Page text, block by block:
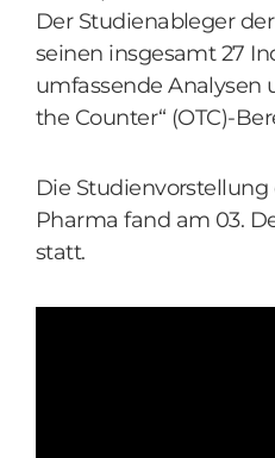
Der Studienableger
seinen insgesamt 27
umfassende Analysen
the Counter“ (OTC)-
Die Studienvorstellung
Pharma fand am 03.
statt.